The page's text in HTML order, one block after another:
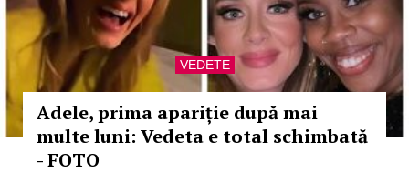
VEDETE
Adele, prima apariție după mai
multe luni: Vedeta e total schimbată
- FOTO